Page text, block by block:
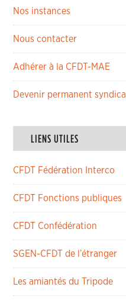
Nos instances
Nous contacter
Adhérer à la CFDT-MAE
Devenir permanent syndical
LIENS UTILES
CFDT Fédération Interco
CFDT Fonctions publiques
CFDT Confédération
SGEN-CFDT de l’étranger
Les amiantés du Tripode